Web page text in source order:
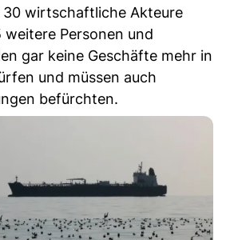
30 wirtschaftliche Akteure
Personen und
gar keine Geschäfte mehr in
und müssen auch
befürchten.